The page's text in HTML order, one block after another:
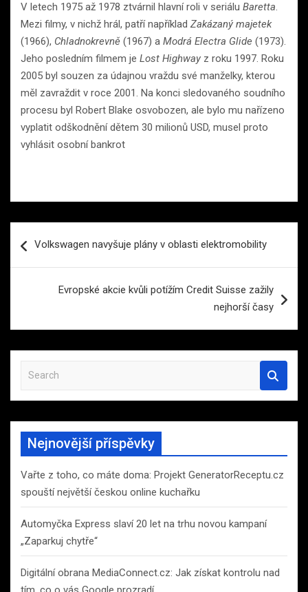
V letech 1975 až 1978 ztvárnil hlavní roli v seriálu Baretta.
Mezi filmy, v nichž hrál, patří například Zakázaný majetek
(1966), Chladnokrevně (1967) a Modrá Electra Glide (1973).
Jeho posledním filmem je Lost Highway z roku 1997. Roku
2005 byl souzen za údajnou vraždu své manželky, kterou
měl zavraždit v roce 2001. Na konci sledovaného soudního
procesu byl Robert Blake osvobozen, ale bylo mu nařízeno
vyplatit odškodnění dětem 30 milionů USD, musel proto
vyhlásit osobní bankrot
pro
Volkswagen navyšuje plány v oblasti elektromobility
Evropské akcie kvůli potížím Credit Suisse zažily
nejhorší časy
a
r
h
Nejnovější příspěvky
Vařte z toho, co máte doma: Projekt GeneratorReceptu.cz
spouští největší českou online kuchařku
Automyčka Express slaví 20 let na trhu novou kampaní
„Zaparkuj chytře“
Digitální obrana MediaConnect.cz: Jak získat kontrolu nad